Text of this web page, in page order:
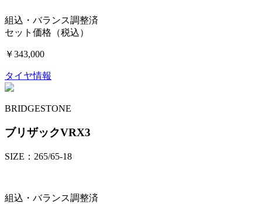
組込・バランス調整済
セット価格（税込）
￥343,000
タイヤ情報
BRIDGESTONE
ブリザックVRX3
SIZE：265/65-18
組込・バランス調整済